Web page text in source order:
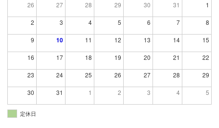
26 27 28 29 30 31 1
2 3 4 5 6 7 8
9 10 11 12 13 14 15
16 17 18 19 20 21 22
23 24 25 26 27 28 29
30 31 1 2 3 4 5
定休日